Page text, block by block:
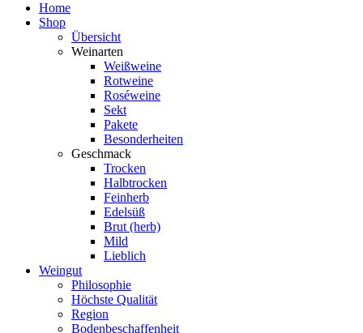
Home
Shop
Übersicht
Weinarten
Weißweine
Rotweine
Roséweine
Sekt
Pakete
Besonderheiten
Geschmack
Trocken
Halbtrocken
Feinherb
Edelsüß
Brut (herb)
Mild
Lieblich
Weingut
Philosophie
Höchste Qualität
Region
Bodenbeschaffenheit